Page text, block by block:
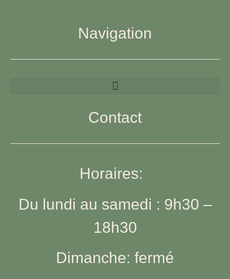
Navigation
Contact
Horaires:
Du lundi au samedi : 9h30 –
18h30
Dimanche: fermé